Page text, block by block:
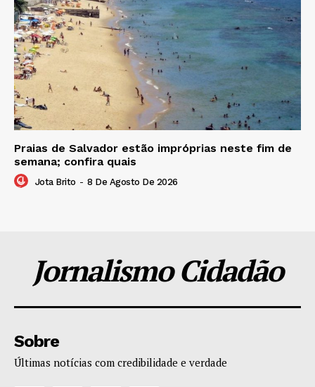
Praias de Salvador estão impróprias neste fim de
semana; confira quais
Jota Brito - 8 De Agosto De 2026
Jornalismo Cidadão
Sobre
Últimas notícias com credibilidade e verdade